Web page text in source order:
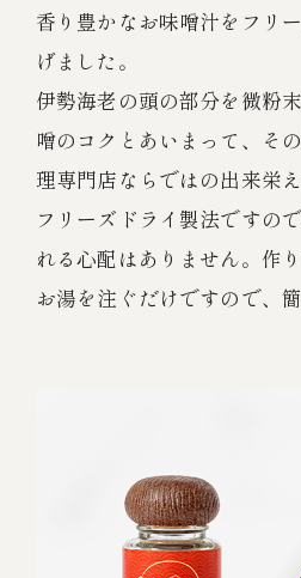
香り豊かなお味噌汁をフリ
げました。
伊勢海老の頭の部分を微粉
噌のコクとあいまって、そ
理専門店ならではの出来栄え
フリーズドライ製法ですの
れる心配はありません。作
お湯を注ぐだけですので、